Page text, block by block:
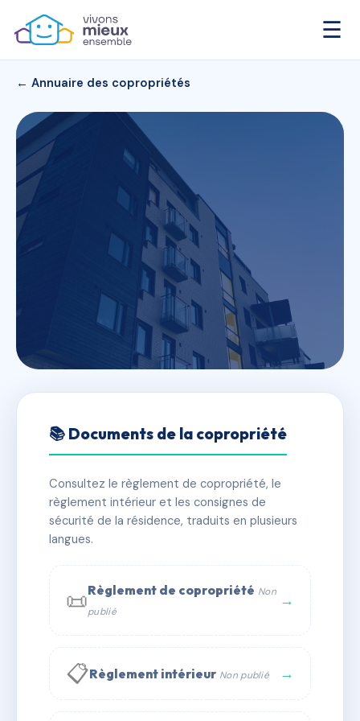
☰
← Annuaire des copropriétés
SDC SDC 9 RUE FERMAT
✓ Immatriculée 🏠 16 lots 🏗 1 bâtiment(s)
📞 Contacter Syndic Digital
📚 Documents de la copropriété
Consultez le règlement de copropriété, le
règlement intérieur et les consignes de
sécurité de la résidence, traduits en plusieurs
langues.
📜Règlement de copropriété Non
publié
→
📋Règlement intérieur Non publié →